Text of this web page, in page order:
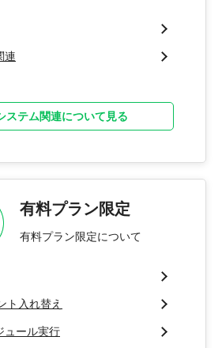
連
ステム関連について見る
有料プラン限定
有料プラン限定について
ト入れ替え
ュール実行